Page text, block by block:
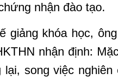
nhận đào tạo.
giảng khóa học,
nhận định:
lại, song việc